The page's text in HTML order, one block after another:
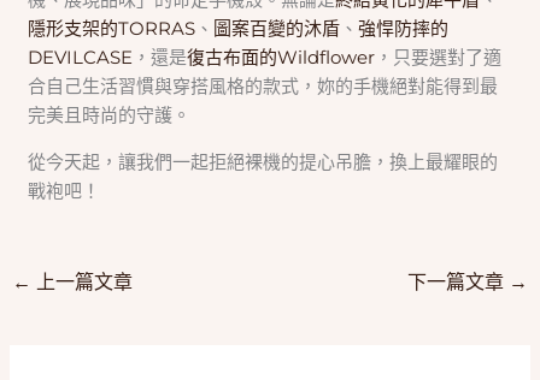
隱形支架的TORRAS 、 圖案百變的沐盾 、強悍防摔的
DEVILCASE ，還是復古布面的Wildflower ，只要選對了適
合自己生活習慣與穿搭風格的款式，妳的手機絕對能得到最
完美且時尚的守護。
從今天起，讓我們一起拒絕裸機的提心吊膽，換上最耀眼的
戰袍吧！
← 上一篇文章 下一篇文章 →